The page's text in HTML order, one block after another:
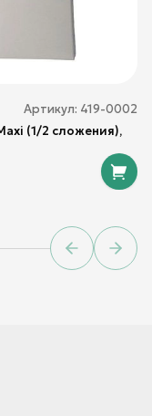
Артикул: 419-0002
(1/2 сложения),
Previous
Next